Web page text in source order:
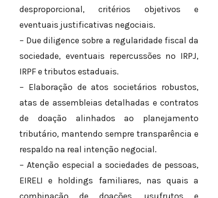
desproporcional, critérios objetivos e
eventuais justificativas negociais.
– Due diligence sobre a regularidade fiscal da
sociedade, eventuais repercussões no IRPJ,
IRPF e tributos estaduais.
– Elaboração de atos societários robustos,
atas de assembleias detalhadas e contratos
de doação alinhados ao planejamento
tributário, mantendo sempre transparência e
respaldo na real intenção negocial.
– Atenção especial a sociedades de pessoas,
EIRELI e holdings familiares, nas quais a